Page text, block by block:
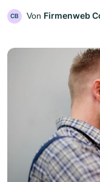
CB Von Firmenweb